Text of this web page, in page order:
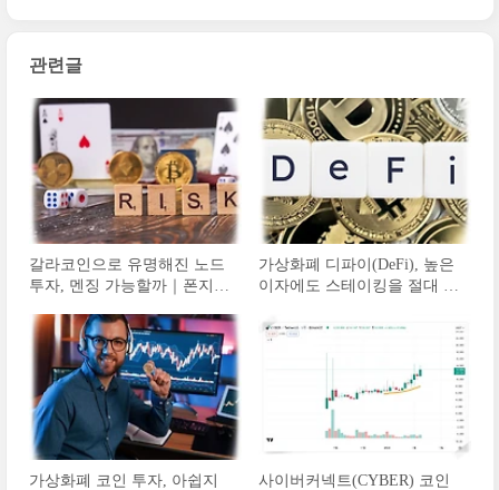
관련글
갈라코인으로 유명해진 노드
투자, 멘징 가능할까｜폰지사
가상화폐 디파이(DeFi), 높은
이자에도 스테이킹을 절대 하
가상화폐 코인 투자, 아쉽지
사이버커넥트(CYBER) 코인